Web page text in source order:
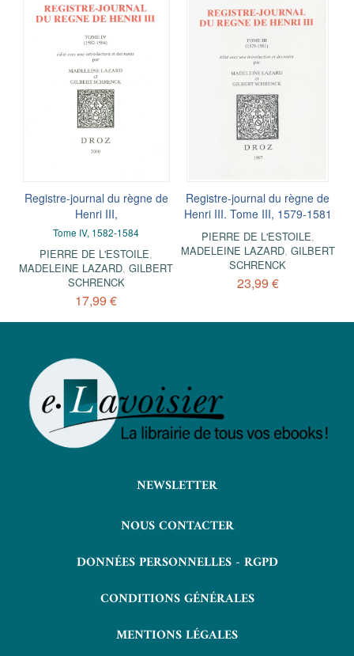
Registre-journal du règne de
Henri III,
Tome IV, 1582-1584
PIERRE DE L'ESTOILE,
MADELEINE LAZARD,GILBERT
SCHRENCK
17,99 €
Registre-journal du règne de
Henri III. Tome III, 1579-1581
PIERRE DE L'ESTOILE,
MADELEINE LAZARD, GILBERT
SCHRENCK
23,99 €
NEWSLETTER
NOUS CONTACTER
DONNÉES PERSONNELLES - RGPD
CONDITIONS GÉNÉRALES
MENTIONS LÉGALES